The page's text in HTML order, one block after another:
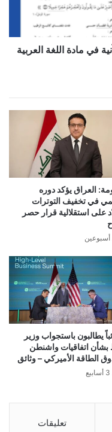
في مادة اللغة العربية
العراق يؤكد دوره
في تخفيف التوترات
على استقلالية قرار حصر
أسبوعين
نائباً يطالبون باستجواب وزير
بشأن اتفاقيات واشنطن
الطاقة الأميركي – وثائق
تعليقات